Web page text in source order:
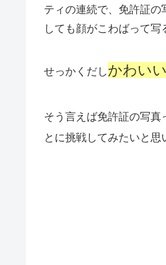
ティの連続で、免許証の
しても顔がこわばって写
せっかくだし かわい
そう言えば免許証の写
とに挑戦してみたいと思